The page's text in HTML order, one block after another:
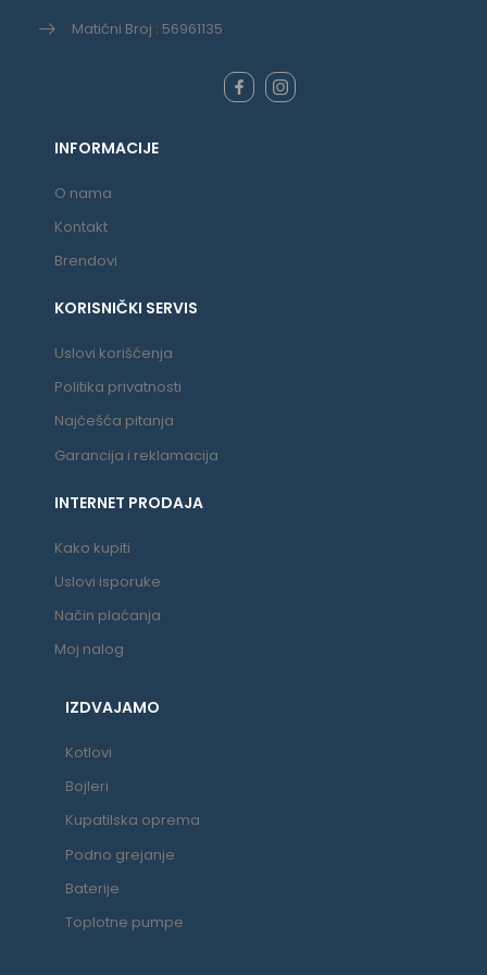
Matični Broj : 56961135
INFORMACIJE
O nama
Kontakt
Brendovi
KORISNIČKI SERVIS
Uslovi korišćenja
Politika privatnosti
Najčešća pitanja
Garancija i reklamacija
INTERNET PRODAJA
Kako kupiti
Uslovi isporuke
Način plaćanja
Moj nalog
IZDVAJAMO
Kotlovi
Bojleri
Kupatilska oprema
Podno grejanje
Baterije
Toplotne pumpe